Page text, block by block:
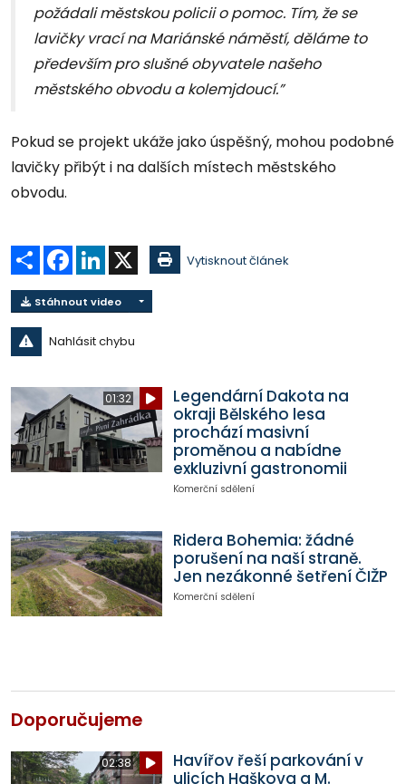
požádali městskou policii o pomoc. Tím, že se
lavičky vrací na Mariánské náměstí, děláme to
především pro slušné obyvatele našeho
městského obvodu a kolemjdoucí.”
Pokud se projekt ukáže jako úspěšný, mohou podobné
lavičky přibýt i na dalších místech městského
obvodu.
Sdílet Facebook
LinkedIn Vytisknout článek
Stáhnout video
Nahlásit chybu
01:32
Legendární Dakota na
okraji Bělského lesa
prochází masivní
proměnou a nabídne
exkluzivní gastronomii
Komerční sdělení
Ridera Bohemia: žádné
porušení na naší straně.
Jen nezákonné šetření ČIŽP
Komerční sdělení
Doporučujeme
02:38
Havířov řeší parkování v
ulicích Haškova a M.